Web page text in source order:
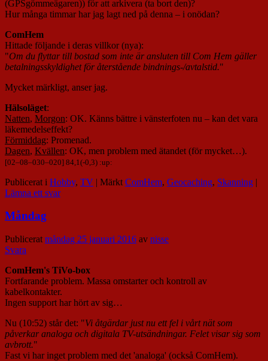
(GPSgömmeägaren)) för att arkivera (ta bort den)?
Hur många timmar har jag lagt ned på denna – i onödan?
ComHem
Hittade följande i deras villkor (nya):
"Om du flyttar till bostad som inte är ansluten till Com Hem gäller
betalningsskyldighet för återstående bindnings-/avtalstid."
Mycket märkligt, anser jag.
Hälsoläget:
Natten, Morgon: OK. Känns bättre i vänsterfoten nu – kan det vara
läkemedelseffekt?
Förmiddag: Promenad.
Dagen, Kvällen: OK, men problem med ätandet (för mycket…).
[02–08–030–020] 84,1(-0,3) :up:
Publicerat i Hobby, TV | Märkt ComHem, Geocaching, Skanning |
Lämna ett svar
Måndag
Publicerat måndag 25 januari 2016 av nisse
Svara
ComHem's TiVo-box
Fortfarande problem. Massa omstarter och kontroll av
kabelkontakter.
Ingen support har hört av sig…
Nu (10:52) står det: "Vi åtgärdar just nu ett fel i vårt nät som
påverkar analoga och digitala TV-utsändningar. Felet visar sig som
avbrott."
Fast vi har inget problem med det 'analoga' (också ComHem).